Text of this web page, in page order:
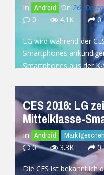
In Android On 26.
0
4.1K 0
LG wird während der
Smartphones
Smartphones aus der
CES 2016: LG
Mittelklasse-
In Android
0
3.3K 0
Die CES ist bekanntlich